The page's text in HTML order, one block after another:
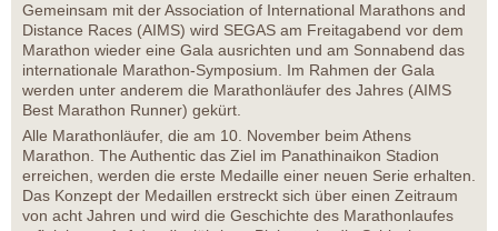
Gemeinsam mit der Association of International Marathons and
Distance Races (AIMS) wird SEGAS am Freitagabend vor dem
Marathon wieder eine Gala ausrichten und am Sonnabend das
internationale Marathon-Symposium. Im Rahmen der Gala
werden unter anderem die Marathonläufer des Jahres (AIMS
Best Marathon Runner) gekürt.
Alle Marathonläufer, die am 10. November beim Athens
Marathon. The Authentic das Ziel im Panathinaikon Stadion
erreichen, werden die erste Medaille einer neuen Serie erhalten.
Das Konzept der Medaillen erstreckt sich über einen Zeitraum
von acht Jahren und wird die Geschichte des Marathonlaufes